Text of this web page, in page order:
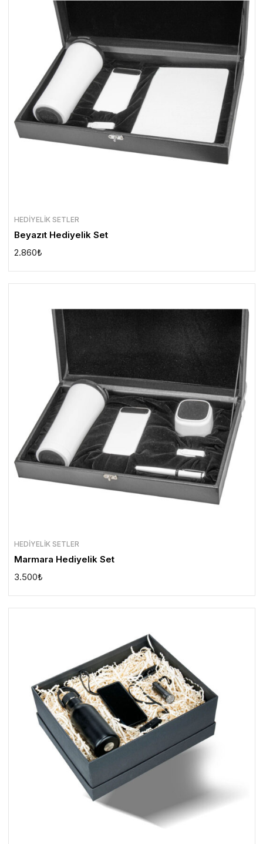
HEDIYELIK SETLER
Beyazıt Hediyelik Set
2.860₺
HEDIYELIK SETLER
Marmara Hediyelik Set
3.500₺